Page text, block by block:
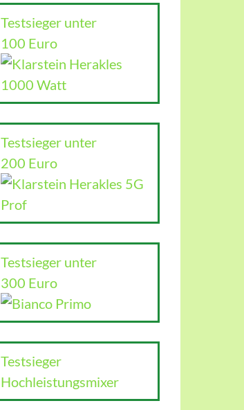
Testsieger unter
100 Euro
Testsieger unter
200 Euro
Testsieger unter
300 Euro
Testsieger
Hochleistungsmixer